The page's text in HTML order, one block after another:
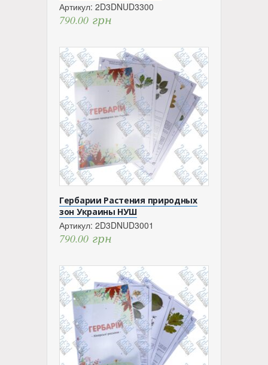
Артикул: 2D3DNUD3300
790.00 грн
Гербарии Растения природных
зон Украины НУШ
Артикул: 2D3DNUD3001
790.00 грн